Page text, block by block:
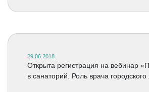
29.06.2018
Открыта регистрация на вебинар
в санаторий. Роль врача